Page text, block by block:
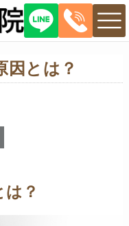
因とは？
？